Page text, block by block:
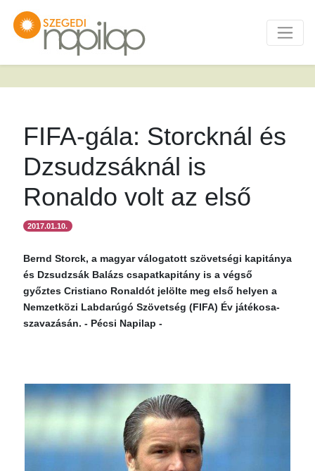
FIFA-gála: Storcknál és
Dzsudzsáknál is
Ronaldo volt az első
2017.01.10.
Bernd Storck, a magyar válogatott szövetségi kapitánya
és Dzsudzsák Balázs csapatkapitány is a végső
győztes Cristiano Ronaldót jelölte meg első helyen a
Nemzetközi Labdarúgó Szövetség (FIFA) Év játékosa-
szavazásán. - Pécsi Napilap -